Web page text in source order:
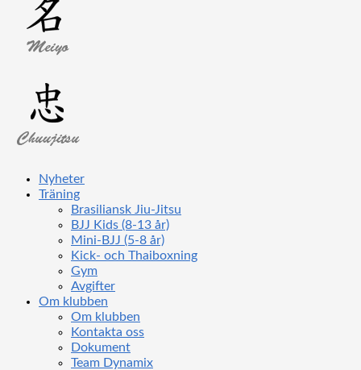
Nyheter
Träning
Brasiliansk Jiu-Jitsu
BJJ Kids (8-13 år)
Mini-BJJ (5-8 år)
Kick- och Thaiboxning
Gym
Avgifter
Om klubben
Om klubben
Kontakta oss
Dokument
Team Dynamix